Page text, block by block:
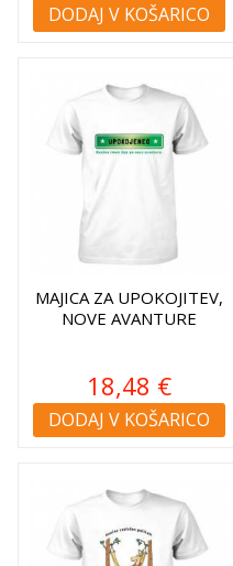
DODAJ V KOŠARICO
MAJICA ZA UPOKOJITEV,
NOVE AVANTURE
18,48 €
DODAJ V KOŠARICO